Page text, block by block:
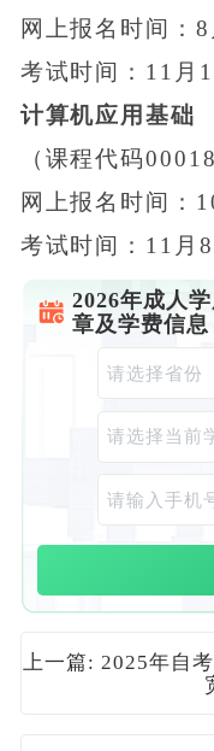
网上报名时间：
考试时间：11月
计算机应用基础
（课程代码
网上报名时间：
考试时间：11月
2026年成人
章及学费信息
上一篇: 2025年自